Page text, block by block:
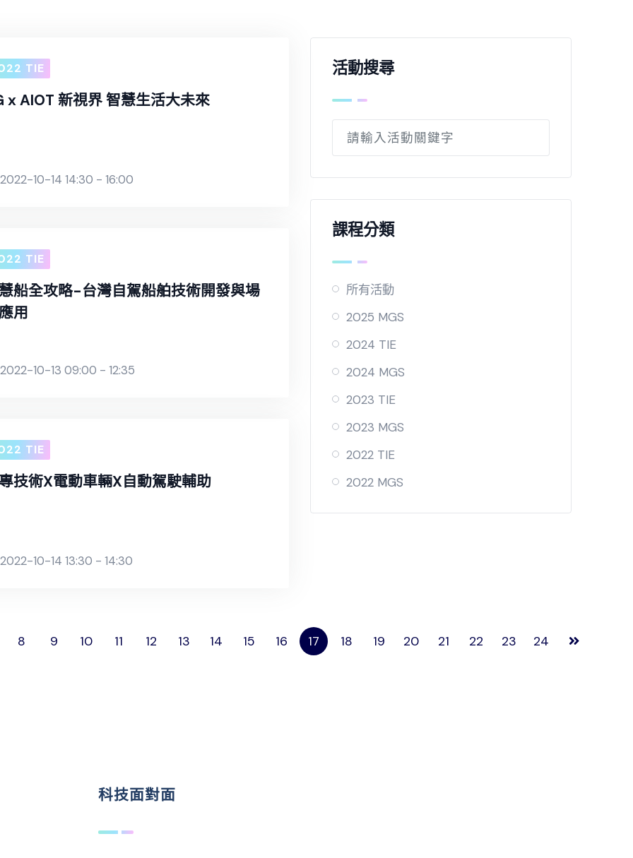
TIE
5G x AIOT 新視界 智慧生活大未來
2022-10-14 14:30 - 16:00
TIE
船全攻略-台灣自駕船舶技術開發與場
用
2022-10-13 09:00 - 12:35
TIE
技術X電動車輛X自動駕駛輔助
2022-10-14 13:30 - 14:30
活動搜尋
課程分類
所有活動
2025 MGS
2024 TIE
2024 MGS
2023 TIE
2023 MGS
2022 TIE
2022 MGS
8 9 10 11 12 13 14 15 16 17 18 19 20 21 22 23 24
科技面對面